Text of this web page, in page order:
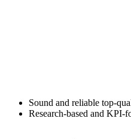
Sound and reliable top-
Research-based and KPI-